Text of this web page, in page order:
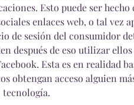
Esto puede ser hecho
enlaces web, o tal vez
de sesión del consumidor
después de eso utilizar
Esta es en realidad
obtengan acceso alguien
tecnología.